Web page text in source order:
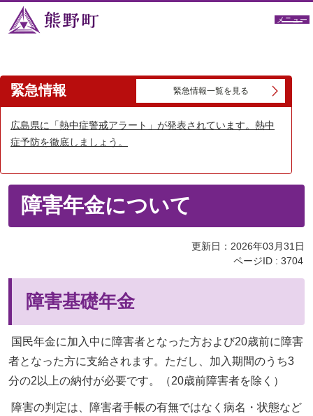
メニュー
緊急情報 緊急情報一覧を見る
広島県に「熱中症警戒アラート」が発表されています。熱中
症予防を徹底しましょう。
障害年金について
更新日：2026年03月31日
ページID : 3704
障害基礎年金
国民年金に加入中に障害者となった方および20歳前に障害
者となった方に支給されます。ただし、加入期間のうち3
分の2以上の納付が必要です。（20歳前障害者を除く）
障害の判定は、障害者手帳の有無ではなく病名・状態など